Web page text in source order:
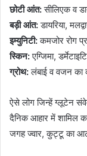
छोटी आंत:सीलिएक व
बड़ी आंत:डायरिया,
इम्युनिटी:कमजोर रोग
स्किन:एग्जिमा,
ग्रोथ:लंबाई व वजन का
ऐसे लोग जिन्हें ग्लूटेन
दैनिक आहार में शामिल
जगह ज्वार, कुट्टू का